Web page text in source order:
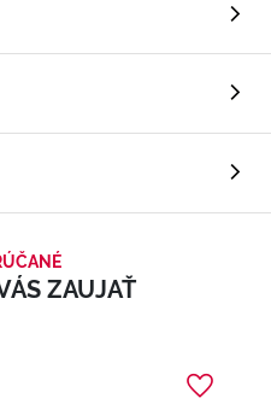
ZAUJAŤ